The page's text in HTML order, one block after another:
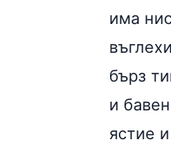
има
бърз
и
ястие